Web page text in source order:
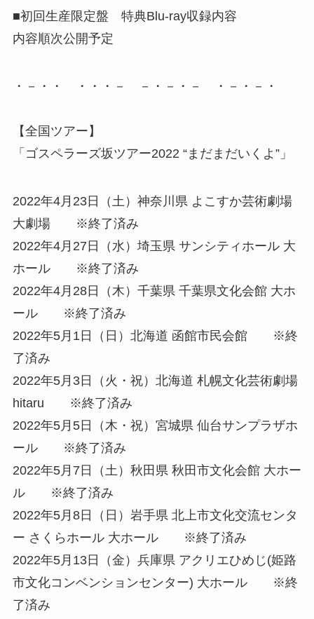
■初回生産限定盤 特典Blu-ray収録内容
内容順次公開予定
・－・・ ・・・－ －・－・－ ・－・－・
【全国ツアー】
「ゴスペラーズ坂ツアー2022 “まだまだいくよ”」
2022年4月23日（土）神奈川県 よこすか芸術劇場
大劇場 ※終了済み
2022年4月27日（水）埼玉県 サンシティホール 大
ホール ※終了済み
2022年4月28日（木）千葉県 千葉県文化会館 大ホ
ール ※終了済み
2022年5月1日（日）北海道 函館市民会館 ※終
了済み
2022年5月3日（火・祝）北海道 札幌文化芸術劇場
hitaru ※終了済み
2022年5月5日（木・祝）宮城県 仙台サンプラザホ
ール ※終了済み
2022年5月7日（土）秋田県 秋田市文化会館 大ホー
ル ※終了済み
2022年5月8日（日）岩手県 北上市文化交流センタ
ー さくらホール 大ホール ※終了済み
2022年5月13日（金）兵庫県 アクリエひめじ(姫路
市文化コンベンションセンター) 大ホール ※終
了済み